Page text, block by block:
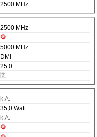
2500 MHz
2500 MHz
5000 MHz
DMI
25,0
k.A.
35,0 Watt
k.A.